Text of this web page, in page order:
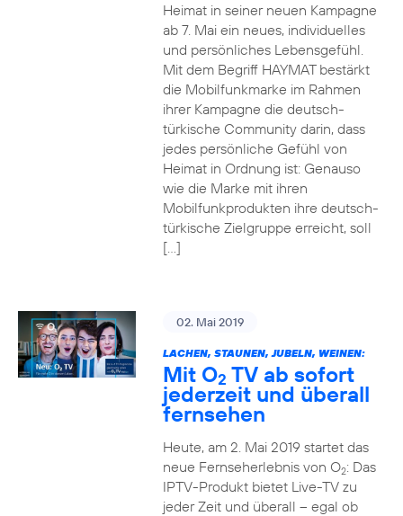
Heimat in seiner neuen Kampagne
ab 7. Mai ein neues, individuelles
und persönliches Lebensgefühl.
Mit dem Begriff HAYMAT bestärkt
die Mobilfunkmarke im Rahmen
ihrer Kampagne die deutsch-
türkische Community darin, dass
jedes persönliche Gefühl von
Heimat in Ordnung ist: Genauso
wie die Marke mit ihren
Mobilfunkprodukten ihre deutsch-
türkische Zielgruppe erreicht, soll
[…]
02. Mai 2019
LACHEN, STAUNEN, JUBELN, WEINEN:
Mit O2 TV ab sofort
jederzeit und überall
fernsehen
Heute, am 2. Mai 2019 startet das
neue Fernseherlebnis von O2: Das
IPTV-Produkt bietet Live-TV zu
jeder Zeit und überall – egal ob